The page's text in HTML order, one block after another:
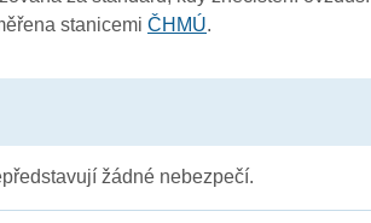
stanicemiČHMÚ.
žádné nebezpečí.